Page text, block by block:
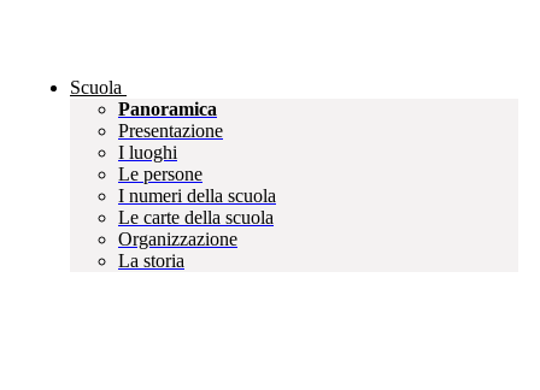
Scuola
Panoramica
Presentazione
I luoghi
Le persone
I numeri della scuola
Le carte della scuola
Organizzazione
La storia